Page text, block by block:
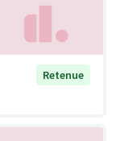
Retenue